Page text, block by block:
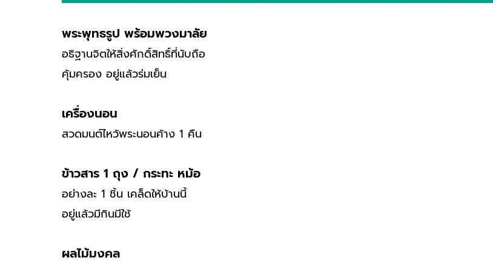
พระพุทธรูป พร้อมพวงมาลัย
อธิฐานจิตให้สิ่งศักดิ์สิทธิ์ที่นับถือ
คุ้มครอง อยู่แล้วร่มเย็น
เครื่องนอน
สวดมนต์ไหว้พระนอนค้าง 1 คืน
ข้าวสาร 1 ถุง / กระทะ หม้อ
อย่างละ 1 ชิ้น เคล็ดให้บ้านนี้
อยู่แล้วมีกินมีใช้
ผลไม้มงคล